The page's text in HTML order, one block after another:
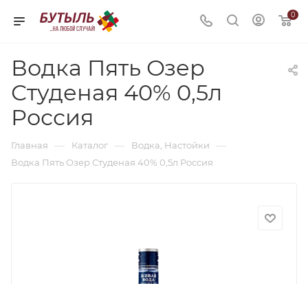
0
Водка Пять Озер
Студеная 40% 0,5л
Россия
Главная — Каталог — Водка, Настойки —
Водка Пять Озер Студеная 40% 0,5л Россия